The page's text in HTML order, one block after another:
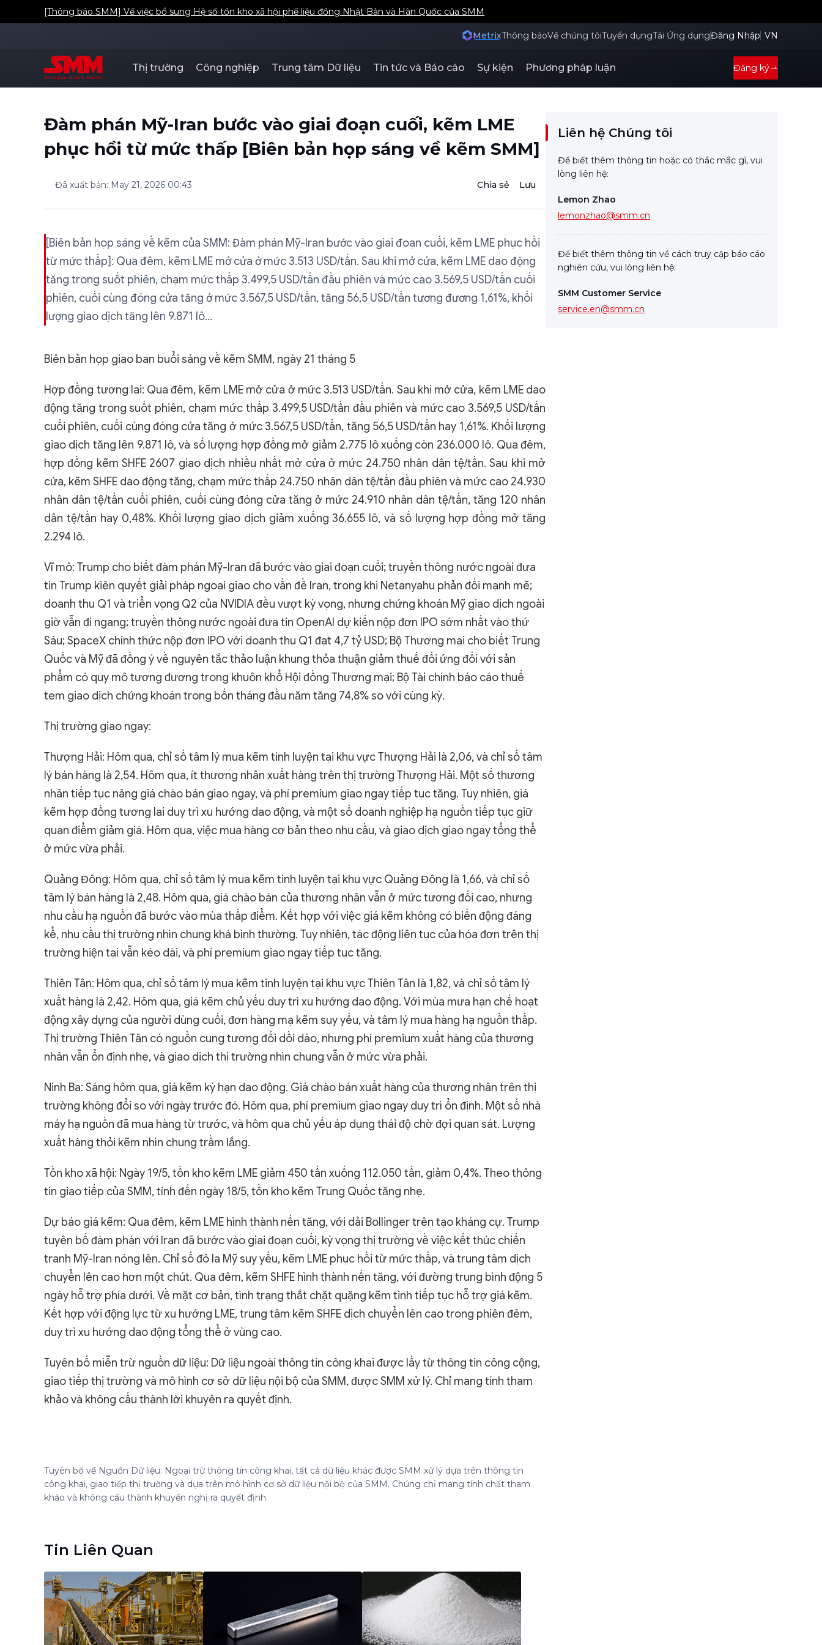
[Thông báo SMM] Về việc bổ sung Hệ số tồn kho xã hội phế liệu đồng Nhật Bản và Hàn Quốc của SMM
MetrixThông báoVề chúng tôiTuyển dụngTải Ứng dụngĐăng Nhập VN
Thị trường Công nghiệp Trung tâm Dữ liệu Tin tức và Báo cáo Sự kiện Phương pháp luận Đăng ký
Đàm phán Mỹ-Iran bước vào giai đoạn cuối, kẽm LME
phục hồi từ mức thấp [Biên bản họp sáng về kẽm SMM]
Đã xuất bản: May 21, 2026 00:43 Chia sẻ Lưu
[Biên bản họp sáng về kẽm của SMM: Đàm phán Mỹ-Iran bước vào giai đoạn cuối, kẽm LME phục hồi
từ mức thấp]: Qua đêm, kẽm LME mở cửa ở mức 3.513 USD/tấn. Sau khi mở cửa, kẽm LME dao động
tăng trong suốt phiên, chạm mức thấp 3.499,5 USD/tấn đầu phiên và mức cao 3.569,5 USD/tấn cuối
phiên, cuối cùng đóng cửa tăng ở mức 3.567,5 USD/tấn, tăng 56,5 USD/tấn tương đương 1,61%, khối
lượng giao dịch tăng lên 9.871 lô...
Biên bản họp giao ban buổi sáng về kẽm SMM, ngày 21 tháng 5
Hợp đồng tương lai: Qua đêm, kẽm LME mở cửa ở mức 3.513 USD/tấn. Sau khi mở cửa, kẽm LME dao
động tăng trong suốt phiên, chạm mức thấp 3.499,5 USD/tấn đầu phiên và mức cao 3.569,5 USD/tấn
cuối phiên, cuối cùng đóng cửa tăng ở mức 3.567,5 USD/tấn, tăng 56,5 USD/tấn hay 1,61%. Khối lượng
giao dịch tăng lên 9.871 lô, và số lượng hợp đồng mở giảm 2.775 lô xuống còn 236.000 lô. Qua đêm,
hợp đồng kẽm SHFE 2607 giao dịch nhiều nhất mở cửa ở mức 24.750 nhân dân tệ/tấn. Sau khi mở
cửa, kẽm SHFE dao động tăng, chạm mức thấp 24.750 nhân dân tệ/tấn đầu phiên và mức cao 24.930
nhân dân tệ/tấn cuối phiên, cuối cùng đóng cửa tăng ở mức 24.910 nhân dân tệ/tấn, tăng 120 nhân
dân tệ/tấn hay 0,48%. Khối lượng giao dịch giảm xuống 36.655 lô, và số lượng hợp đồng mở tăng
2.294 lô.
Vĩ mô: Trump cho biết đàm phán Mỹ-Iran đã bước vào giai đoạn cuối; truyền thông nước ngoài đưa
tin Trump kiên quyết giải pháp ngoại giao cho vấn đề Iran, trong khi Netanyahu phản đối mạnh mẽ;
doanh thu Q1 và triển vọng Q2 của NVIDIA đều vượt kỳ vọng, nhưng chứng khoán Mỹ giao dịch ngoài
giờ vẫn đi ngang; truyền thông nước ngoài đưa tin OpenAI dự kiến nộp đơn IPO sớm nhất vào thứ
Sáu; SpaceX chính thức nộp đơn IPO với doanh thu Q1 đạt 4,7 tỷ USD; Bộ Thương mại cho biết Trung
Quốc và Mỹ đã đồng ý về nguyên tắc thảo luận khung thỏa thuận giảm thuế đối ứng đối với sản
phẩm có quy mô tương đương trong khuôn khổ Hội đồng Thương mại; Bộ Tài chính báo cáo thuế
tem giao dịch chứng khoán trong bốn tháng đầu năm tăng 74,8% so với cùng kỳ.
Thị trường giao ngay:
Thượng Hải: Hôm qua, chỉ số tâm lý mua kẽm tinh luyện tại khu vực Thượng Hải là 2,06, và chỉ số tâm
lý bán hàng là 2,54. Hôm qua, ít thương nhân xuất hàng trên thị trường Thượng Hải. Một số thương
nhân tiếp tục nâng giá chào bán giao ngay, và phí premium giao ngay tiếp tục tăng. Tuy nhiên, giá
kẽm hợp đồng tương lai duy trì xu hướng dao động, và một số doanh nghiệp hạ nguồn tiếp tục giữ
quan điểm giảm giá. Hôm qua, việc mua hàng cơ bản theo nhu cầu, và giao dịch giao ngay tổng thể
ở mức vừa phải.
Quảng Đông: Hôm qua, chỉ số tâm lý mua kẽm tinh luyện tại khu vực Quảng Đông là 1,66, và chỉ số
tâm lý bán hàng là 2,48. Hôm qua, giá chào bán của thương nhân vẫn ở mức tương đối cao, nhưng
nhu cầu hạ nguồn đã bước vào mùa thấp điểm. Kết hợp với việc giá kẽm không có biến động đáng
kể, nhu cầu thị trường nhìn chung khá bình thường. Tuy nhiên, tác động liên tục của hóa đơn trên thị
trường hiện tại vẫn kéo dài, và phí premium giao ngay tiếp tục tăng.
Thiên Tân: Hôm qua, chỉ số tâm lý mua kẽm tinh luyện tại khu vực Thiên Tân là 1,82, và chỉ số tâm lý
xuất hàng là 2,42. Hôm qua, giá kẽm chủ yếu duy trì xu hướng dao động. Với mùa mưa hạn chế hoạt
động xây dựng của người dùng cuối, đơn hàng mạ kẽm suy yếu, và tâm lý mua hàng hạ nguồn thấp.
Thị trường Thiên Tân có nguồn cung tương đối dồi dào, nhưng phí premium xuất hàng của thương
nhân vẫn ổn định nhẹ, và giao dịch thị trường nhìn chung vẫn ở mức vừa phải.
Ninh Ba: Sáng hôm qua, giá kẽm kỳ hạn dao động. Giá chào bán xuất hàng của thương nhân trên thị
trường không đổi so với ngày trước đó. Hôm qua, phí premium giao ngay duy trì ổn định. Một số nhà
máy hạ nguồn đã mua hàng từ trước, và hôm qua chủ yếu áp dụng thái độ chờ đợi quan sát. Lượng
xuất hàng thỏi kẽm nhìn chung trầm lắng.
Tồn kho xã hội: Ngày 19/5, tồn kho kẽm LME giảm 450 tấn xuống 112.050 tấn, giảm 0,4%. Theo thông
tin giao tiếp của SMM, tính đến ngày 18/5, tồn kho kẽm Trung Quốc tăng nhẹ.
Dự báo giá kẽm: Qua đêm, kẽm LME hình thành nến tăng, với dải Bollinger trên tạo kháng cự. Trump
tuyên bố đàm phán với Iran đã bước vào giai đoạn cuối, kỳ vọng thị trường về việc kết thúc chiến
tranh Mỹ-Iran nóng lên. Chỉ số đô la Mỹ suy yếu, kẽm LME phục hồi từ mức thấp, và trung tâm dịch
chuyển lên cao hơn một chút. Qua đêm, kẽm SHFE hình thành nến tăng, với đường trung bình động 5
ngày hỗ trợ phía dưới. Về mặt cơ bản, tình trạng thắt chặt quặng kẽm tinh tiếp tục hỗ trợ giá kẽm.
Kết hợp với động lực từ xu hướng LME, trung tâm kẽm SHFE dịch chuyển lên cao trong phiên đêm,
duy trì xu hướng dao động tổng thể ở vùng cao.
Tuyên bố miễn trừ nguồn dữ liệu: Dữ liệu ngoài thông tin công khai được lấy từ thông tin công cộng,
giao tiếp thị trường và mô hình cơ sở dữ liệu nội bộ của SMM, được SMM xử lý. Chỉ mang tính tham
khảo và không cấu thành lời khuyên ra quyết định.
Tuyên bố về Nguồn Dữ liệu: Ngoại trừ thông tin công khai, tất cả dữ liệu khác được SMM xử lý dựa trên thông tin
công khai, giao tiếp thị trường và dựa trên mô hình cơ sở dữ liệu nội bộ của SMM. Chúng chỉ mang tính chất tham
khảo và không cấu thành khuyến nghị ra quyết định.
Tin Liên Quan
Liên hệ Chúng tôi
Để biết thêm thông tin hoặc có thắc mắc gì, vui
lòng liên hệ:
Lemon Zhao
lemonzhao@smm.cn
Để biết thêm thông tin về cách truy cập báo cáo
nghiên cứu, vui lòng liên hệ:
SMM Customer Service
service.en@smm.cn